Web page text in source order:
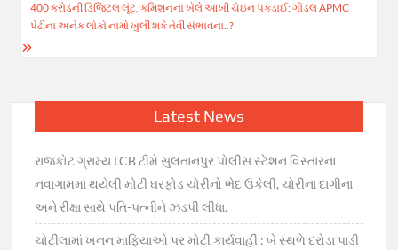
400 કરોડની ડિજિટલ લૂંટ, કમિશનના ખેલે આખી ચેઇન પકડાઈ: ગોંડલ APMC
પેઢીના અનેક લોકો નામો ખુલી શકે તેવી સંભાવના..?
Latest News
રાજકોટ ગ્રામ્ય LCB ટીમે સુલતાનપુર પોલીસ સ્ટેશન વિસ્તારના
નવાગામમાં થયેલી મોટી ઘરફોડ ચોરીનો ભેદ ઉકેલી, ચોરીના દાગીના
અને રીક્ષા સાથે પતિ-પત્નીને ઝડપી લીધા.
ચોટીલામાં ખનન માફિયાઓ પર મોટી કાર્યવાહી : બે સ્થળે દરોડા પાડી